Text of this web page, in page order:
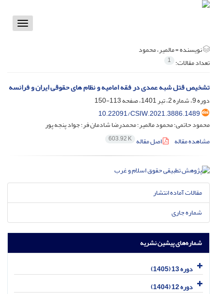
Toggle
نویسنده =مالمیر، محمود
تعداد مقالات: 1
تشخیص قتل شبه عمدی در فقه امامیه و نظام های حقوقی ایران و فرانسه
دوره 9، شماره 2، تیر 1401، صفحه
113-150
10.22091/CSIW.2021.3886.1489
محمود حاتمی؛ محمود مالمیر؛ محمدرضا شادمان فر؛ جواد پنجه پور
مشاهده مقاله
اصل مقاله 603.92 K
مقالات آماده انتشار
شماره جاری
شماره‌های پیشین نشریه
دوره 13 (1405)
دوره 12 (1404)